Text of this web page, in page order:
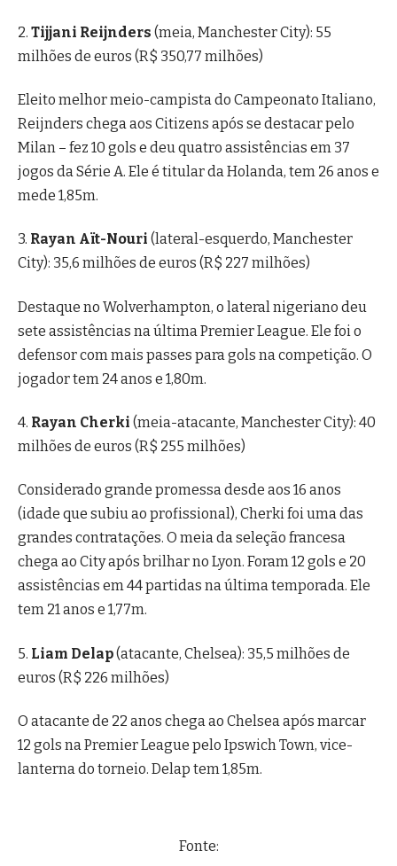
2. Tijjani Reijnders (meia, Manchester City): 55
milhões de euros (R$ 350,77 milhões)
Eleito melhor meio-campista do Campeonato Italiano,
Reijnders chega aos Citizens após se destacar pelo
Milan – fez 10 gols e deu quatro assistências em 37
jogos da Série A. Ele é titular da Holanda, tem 26 anos e
mede 1,85m.
3. Rayan Aït-Nouri (lateral-esquerdo, Manchester
City): 35,6 milhões de euros (R$ 227 milhões)
Destaque no Wolverhampton, o lateral nigeriano deu
sete assistências na última Premier League. Ele foi o
defensor com mais passes para gols na competição. O
jogador tem 24 anos e 1,80m.
4. Rayan Cherki (meia-atacante, Manchester City): 40
milhões de euros (R$ 255 milhões)
Considerado grande promessa desde aos 16 anos
(idade que subiu ao profissional), Cherki foi uma das
grandes contratações. O meia da seleção francesa
chega ao City após brilhar no Lyon. Foram 12 gols e 20
assistências em 44 partidas na última temporada. Ele
tem 21 anos e 1,77m.
5. Liam Delap(atacante, Chelsea): 35,5 milhões de
euros (R$ 226 milhões)
O atacante de 22 anos chega ao Chelsea após marcar
12 gols na Premier League pelo Ipswich Town, vice-
lanterna do torneio. Delap tem 1,85m.
Fonte: